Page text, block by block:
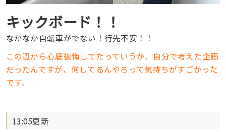
キックボード！！
なかなか自転車がでない！行先不安！！
この辺から心底後悔してたっていうか、自分で考えた企画
だったんですが、何してるんやろって気持ちがすごかった
です。
13:05更新